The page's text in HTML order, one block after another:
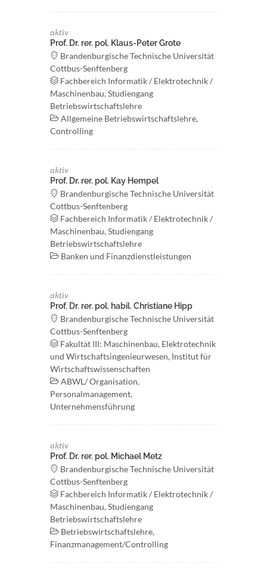
aktiv
Prof. Dr. rer. pol. Klaus-Peter Grote
Brandenburgische Technische Universität
Cottbus-Senftenberg
Fachbereich Informatik / Elektrotechnik /
Maschinenbau, Studiengang
Betriebswirtschaftslehre
Allgemeine Betriebswirtschaftslehre,
Controlling
aktiv
Prof. Dr. rer. pol. Kay Hempel
Brandenburgische Technische Universität
Cottbus-Senftenberg
Fachbereich Informatik / Elektrotechnik /
Maschinenbau, Studiengang
Betriebswirtschaftslehre
Banken und Finanzdienstleistungen
aktiv
Prof. Dr. rer. pol. habil. Christiane Hipp
Brandenburgische Technische Universität
Cottbus-Senftenberg
Fakultät III: Maschinenbau, Elektrotechnik
und Wirtschaftsingenieurwesen, Institut für
Wirtschaftswissenschaften
ABWL/ Organisation,
Personalmanagement,
Unternehmensführung
aktiv
Prof. Dr. rer. pol. Michael Metz
Brandenburgische Technische Universität
Cottbus-Senftenberg
Fachbereich Informatik / Elektrotechnik /
Maschinenbau, Studiengang
Betriebswirtschaftslehre
Betriebswirtschaftslehre,
Finanzmanagement/Controlling